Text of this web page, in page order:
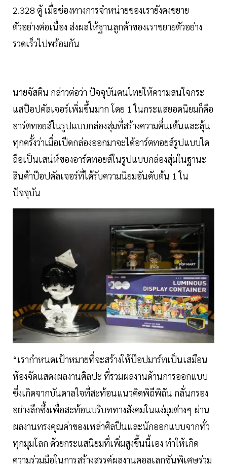
2.328 ตู้ เมื่อช่องทางการจำหน่ายของเรายังคงขยาย
ตัวอย่างต่อเนื่อง ส่งผลให้ฐานลูกค้าของเราขยายตัวอย่าง
รวดเร็วไปพร้อมกัน
นายจัสติน กล่าวต่อว่า ปัจจุบันคนไทยให้ความสนใจกระ
แสป๊อปคัลเจอร์เพิ่มขึ้นมาก โดย 1 ในกระแสยอดนิยมก็คือ
อาร์ตทอยส์ในรูปแบบกล่องสุ่มที่สร้างความตื่นเต้นและลุ้น
ทุกครั้งว่าเมื่อเปีดกล่องออกมาจะได้อาร์ตทอยส์รูปแบบใด
ถือเป็นเสน่ห์ของอาร์ตทอยส์ในรูปแบบกล่องสุ่มในฐานะ
สินค้าป๊อปคัลเจอร์ที่ได้รับความนิยมอันดับต้น 1 ใน
ปัจจุบัน
“เรากำหนดเป้าหมายที่จะสร้างให้ป๊อปมาร์ทเป็นเสมือน
ห้องจัดแสดงผลงานศิลปะ ที่รวมผลงานด้านการออกแบบ
ซึ่งเกิดจากบันดาลใจที่สะท้อนแนวคิดพิถีพิถัน กลั่นกรอง
อย่างลึกซึ้งเพื่อสะท้อนบริบททางสังคมในแง่มุมต่างๆ ผ่าน
ผลงานทรงคุณค่าของเหล่าศิลปีนและนักออกแบบจากทั่ว
ทุกมุมโลก ด้วยกระแสนิยมที่เพิ่มสูงขึ้นนี้เอง ทำให้เกิด
ความร่วมมือในการสร้างสรรค์ผลงานคอลเลกชันพิเศษร่วม